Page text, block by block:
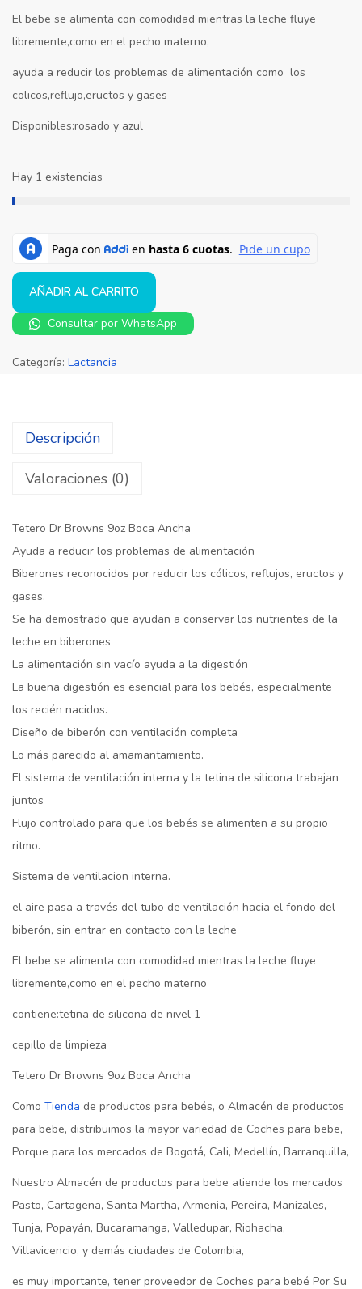
El bebe se alimenta con comodidad mientras la leche fluye
libremente,como en el pecho materno,
ayuda a reducir los problemas de alimentación como los
colicos,reflujo,eructos y gases
Disponibles:rosado y azul
Hay 1 existencias
AÑADIR AL CARRITO
Consultar por WhatsApp
Categoría: Lactancia
Descripción
Valoraciones (0)
Tetero Dr Browns 9oz Boca Ancha
Ayuda a reducir los problemas de alimentación
Biberones reconocidos por reducir los cólicos, reflujos, eructos y
gases.
Se ha demostrado que ayudan a conservar los nutrientes de la
leche en biberones
La alimentación sin vacío ayuda a la digestión
La buena digestión es esencial para los bebés, especialmente
los recién nacidos.
Diseño de biberón con ventilación completa
Lo más parecido al amamantamiento.
El sistema de ventilación interna y la tetina de silicona trabajan
juntos
Flujo controlado para que los bebés se alimenten a su propio
ritmo.
Sistema de ventilacion interna.
el aire pasa a través del tubo de ventilación hacia el fondo del
biberón, sin entrar en contacto con la leche
El bebe se alimenta con comodidad mientras la leche fluye
libremente,como en el pecho materno
contiene:tetina de silicona de nivel 1
cepillo de limpieza
Tetero Dr Browns 9oz Boca Ancha
Como Tienda de productos para bebés, o Almacén de productos
para bebe, distribuimos la mayor variedad de Coches para bebe,
Porque para los mercados de Bogotá, Cali, Medellín, Barranquilla,
Nuestro Almacén de productos para bebe atiende los mercados
Pasto, Cartagena, Santa Martha, Armenia, Pereira, Manizales,
Tunja, Popayán, Bucaramanga, Valledupar, Riohacha,
Villavicencio, y demás ciudades de Colombia,
es muy importante, tener proveedor de Coches para bebé Por Su